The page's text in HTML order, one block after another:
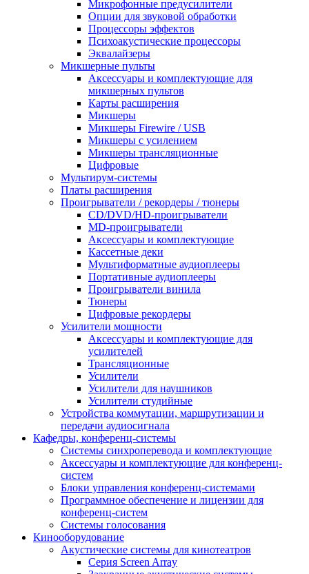
Микрофонные предусилители
Опции для звуковой обработки
Процессоры эффектов
Психоакустические процессоры
Эквалайзеры
Микшерные пульты
Аксессуары и комплектующие для
микшерных пультов
Карты расширения
Микшеры
Микшеры Firewire / USB
Микшеры с усилением
Микшеры трансляционные
Цифровые
Мультирум-системы
Платы расширения
Проигрыватели / рекордеры / тюнеры
CD/DVD/HD-проигрыватели
MD-проигрыватели
Аксессуары и комплектующие
Кассетные деки
Мультиформатные аудиоплееры
Портативные аудиоплееры
Проигрыватели винила
Тюнеры
Цифровые рекордеры
Усилители мощности
Аксессуары и комплектующие для
усилителей
Трансляционные
Усилители
Усилители для наушников
Усилители студийные
Устройства коммутации, маршрутизации и
передачи аудиосигнала
Кафедры, конференц-системы
Cистемы синхроперевода и комплектующие
Аксессуары и комплектующие для конференц-
систем
Блоки управления конференц-системами
Программное обеспечение и лицензии для
конференц-систем
Системы голосования
Кинооборудование
Акустические системы для кинотеатров
Cерия Screen Array